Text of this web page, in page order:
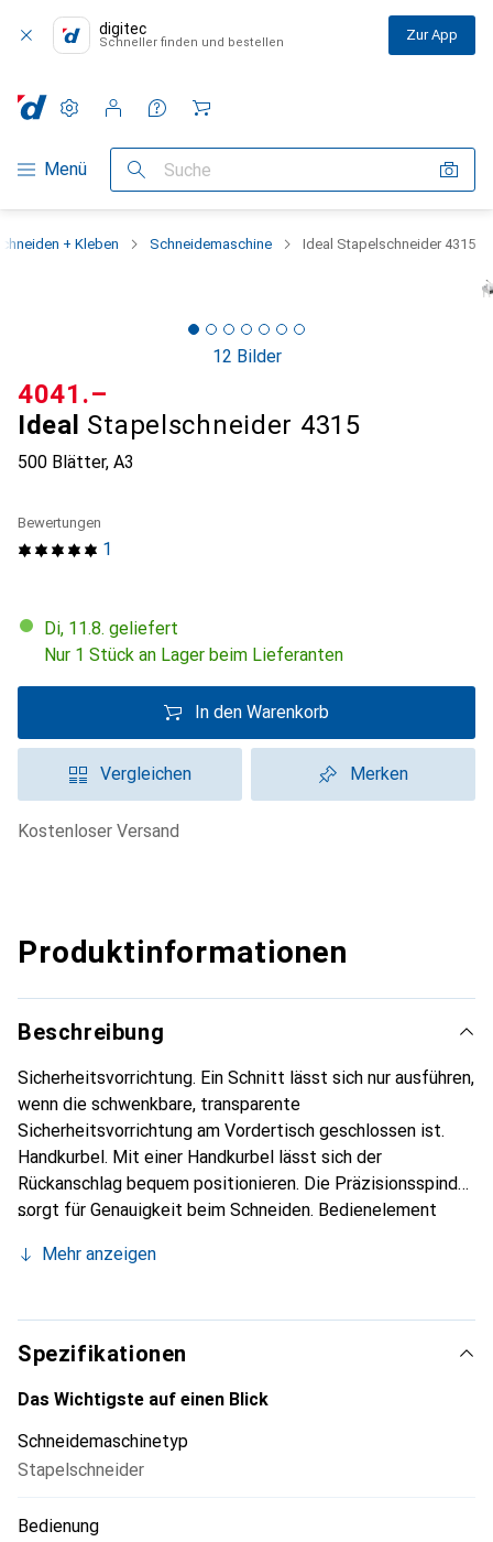
digitec
Schneller finden und bestellen Zur App
Navigation nach Kategorien
Menü Suche
Einstellungen
Kundenkonto
Vergleichslisten
Merklisten
Warenkorb
+ Kleben Schneidemaschine Ideal Stapelschneider 4315
12 Bilder
Ideal Stapelschneider 4315
500 Blätter, A3
CHF
4041.–
1
Bewertungen
Di, 11.8. geliefert
Nur 1 Stück an Lager beim Lieferanten
In den Warenkorb
Vergleichen Merken
kostenloser Versand
Produktinformationen
Beschreibung
Sicherheitsvorrichtung. Ein Schnitt lässt sich nur ausführen,
wenn die schwenkbare, transparente
Sicherheitsvorrichtung am Vordertisch geschlossen ist.
Handkurbel. Mit einer Handkurbel lässt sich der
Rückanschlag bequem positionieren. Die Präzisionsspindel
sorgt für Genauigkeit beim Schneiden. Bedienelement
EASY-CUT aktiviert werden. Diese patentierte Zweihand-
garantiert hohe Bediensicherheit und eine komfortable
Bedienung. Digital-Massanzeige. Gut ablesbar auf dem
Vordertisch angebracht und per Knopfdruck von cm auf
inch umschaltbar. Hebelschnellpressung. Rationelles
umlegen, festdrücken und die Maschine ist schnittbereit.
Schnittleistenwechsel. Das Drehen oder Austauschen der
Maschine möglich, ohne in den Schneidebereich eingreifen
Mehr anzeigen
Spezifikationen
Das Wichtigste auf einen Blick
Schneidemaschinetyp
Stapelschneider
Bedienung